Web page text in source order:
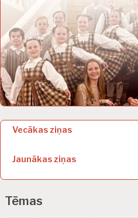
Z
n
Vecākas ziņas
Jaunākas ziņas
Tēmas